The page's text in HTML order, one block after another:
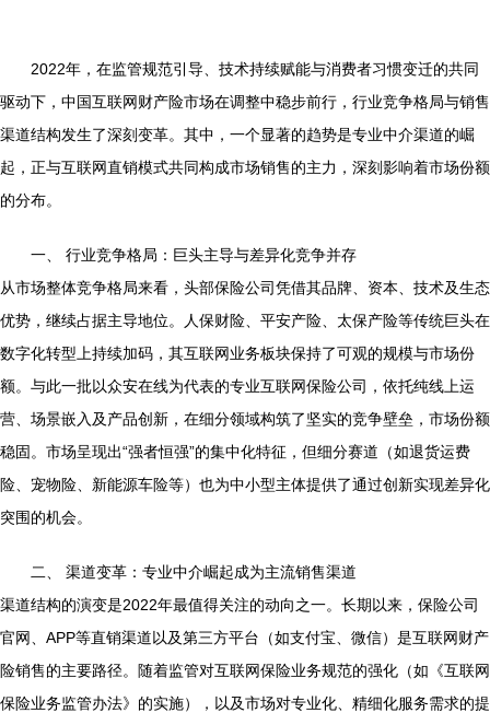
2022年，在监管规范引导、技术持续赋能与消费者习惯变迁的共同
驱动下，中国互联网财产险市场在调整中稳步前行，行业竞争格局与销售
渠道结构发生了深刻变革。其中，一个显著的趋势是专业中介渠道的崛
起，正与互联网直销模式共同构成市场销售的主力，深刻影响着市场份额
的分布。
一、 行业竞争格局：巨头主导与差异化竞争并存
从市场整体竞争格局来看，头部保险公司凭借其品牌、资本、技术及生态
优势，继续占据主导地位。人保财险、平安产险、太保产险等传统巨头在
数字化转型上持续加码，其互联网业务板块保持了可观的规模与市场份
额。与此一批以众安在线为代表的专业互联网保险公司，依托纯线上运
营、场景嵌入及产品创新，在细分领域构筑了坚实的竞争壁垒，市场份额
稳固。市场呈现出“强者恒强”的集中化特征，但细分赛道（如退货运费
险、宠物险、新能源车险等）也为中小型主体提供了通过创新实现差异化
突围的机会。
二、 渠道变革：专业中介崛起成为主流销售渠道
渠道结构的演变是2022年最值得关注的动向之一。长期以来，保险公司
官网、APP等直销渠道以及第三方平台（如支付宝、微信）是互联网财产
险销售的主要路径。随着监管对互联网保险业务规范的强化（如《互联网
保险业务监管办法》的实施），以及市场对专业化、精细化服务需求的提